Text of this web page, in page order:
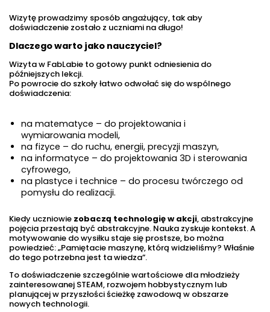
Wizytę prowadzimy sposób angażujący, tak aby
doświadczenie zostało z uczniami na długo!
Dlaczego warto jako nauczyciel?
Wizyta w FabLabie to gotowy punkt odniesienia do
późniejszych lekcji.
Po powrocie do szkoły łatwo odwołać się do wspólnego
doświadczenia:
na matematyce – do projektowania i
wymiarowania modeli,
na fizyce – do ruchu, energii, precyzji maszyn,
na informatyce – do projektowania 3D i sterowania
cyfrowego,
na plastyce i technice – do procesu twórczego od
pomysłu do realizacji.
Kiedy uczniowie zobaczą technologię w akcji, abstrakcyjne
pojęcia przestają być abstrakcyjne. Nauka zyskuje kontekst. A
motywowanie do wysiłku staje się prostsze, bo można
powiedzieć: „Pamiętacie maszynę, którą widzieliśmy? Właśnie
do tego potrzebna jest ta wiedza”.
To doświadczenie szczególnie wartościowe dla młodzieży
zainteresowanej STEAM, rozwojem hobbystycznym lub
planującej w przyszłości ścieżkę zawodową w obszarze
nowych technologii.